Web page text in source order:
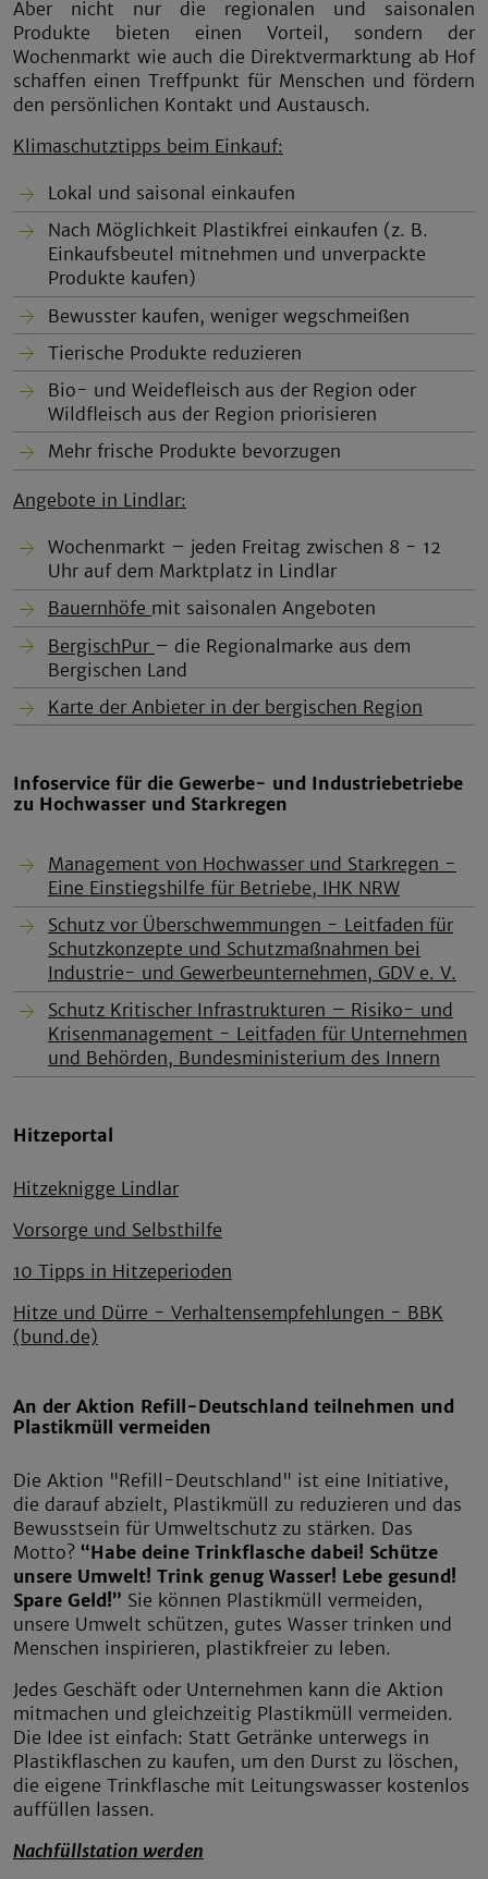
Aber nicht nur die regionalen und saisonalen
Produkte bieten einen Vorteil, sondern der
Wochenmarkt wie auch die Direktvermarktung ab Hof
schaffen einen Treffpunkt für Menschen und fördern
den persönlichen Kontakt und Austausch.
Klimaschutztipps beim Einkauf:
Lokal und saisonal einkaufen
Nach Möglichkeit Plastikfrei einkaufen (z. B.
Einkaufsbeutel mitnehmen und unverpackte
Produkte kaufen)
Bewusster kaufen, weniger wegschmeißen
Tierische Produkte reduzieren
Bio- und Weidefleisch aus der Region oder
Wildfleisch aus der Region priorisieren
Mehr frische Produkte bevorzugen
Angebote in Lindlar:
Wochenmarkt – jeden Freitag zwischen 8 - 12
Uhr auf dem Marktplatz in Lindlar
Bauernhöfe mit saisonalen Angeboten
BergischPur – die Regionalmarke aus dem
Bergischen Land
Karte der Anbieter in der bergischen Region
Infoservice für die Gewerbe- und Industriebetriebe
zu Hochwasser und Starkregen
Management von Hochwasser und Starkregen -
Eine Einstiegshilfe für Betriebe, IHK NRW
Schutz vor Überschwemmungen - Leitfaden für
Schutzkonzepte und Schutzmaßnahmen bei
Industrie- und Gewerbeunternehmen, GDV e. V.
Schutz Kritischer Infrastrukturen – Risiko- und
Krisenmanagement - Leitfaden für Unternehmen
und Behörden, Bundesministerium des Innern
Hitzeportal
Hitzeknigge Lindlar
Vorsorge und Selbsthilfe
10 Tipps in Hitzeperioden
Hitze und Dürre - Verhaltens­empfehlungen - BBK
(bund.de)
An der Aktion Refill-Deutschland teilnehmen und
Plastikmüll vermeiden
Die Aktion "Refill-Deutschland" ist eine Initiative,
die darauf abzielt, Plastikmüll zu reduzieren und das
Bewusstsein für Umweltschutz zu stärken. Das
Motto? “Habe deine Trinkflasche dabei! Schütze
unsere Umwelt! Trink genug Wasser! Lebe gesund!
Spare Geld!” Sie können Plastikmüll vermeiden,
unsere Umwelt schützen, gutes Wasser trinken und
Menschen inspirieren, plastikfreier zu leben.
Jedes Geschäft oder Unternehmen kann die Aktion
mitmachen und gleichzeitig Plastikmüll vermeiden.
Die Idee ist einfach: Statt Getränke unterwegs in
Plastikflaschen zu kaufen, um den Durst zu löschen,
die eigene Trinkflasche mit Leitungswasser kostenlos
auffüllen lassen.
Nachfüllstation werden